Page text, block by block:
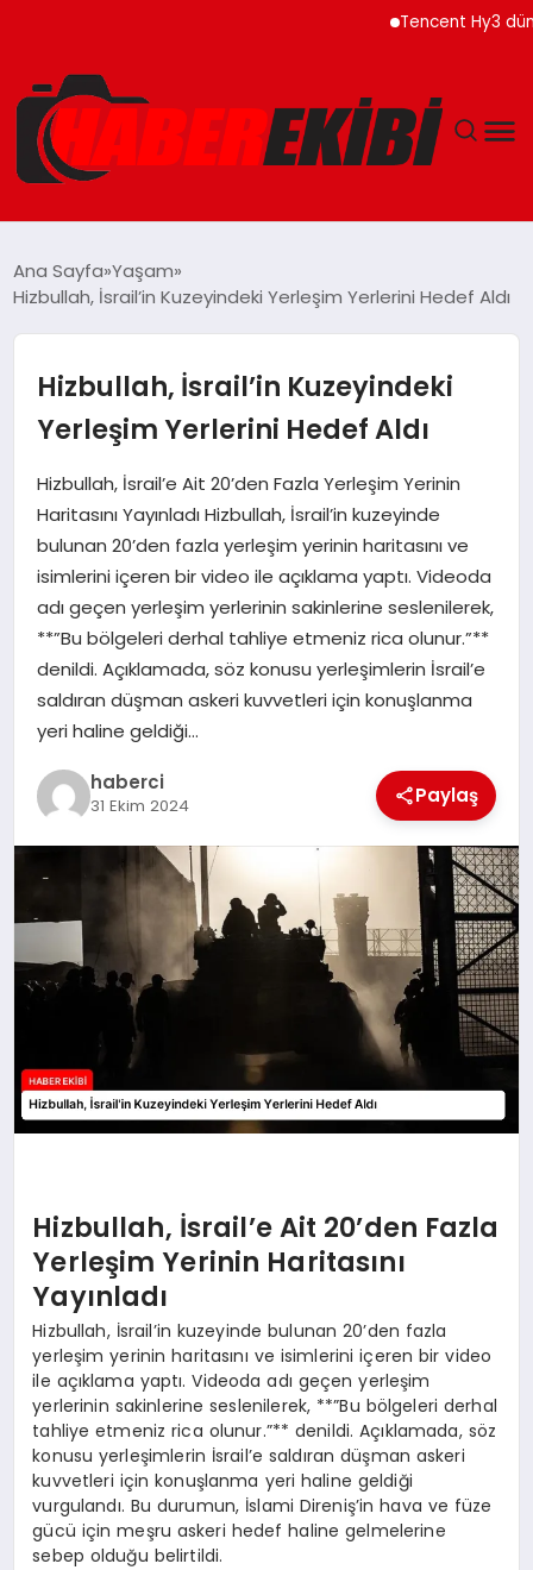
Tencent Hy3 dünya
GÜNCEL
EĞITIM
EKONOMI
SPOR
TEKNOLOJI
YAŞAM
Ana Sayfa Yaşam
Hizbullah, İsrail’in Kuzeyindeki Yerleşim Yerlerini Hedef Aldı
Hizbullah, İsrail’in Kuzeyindeki
Yerleşim Yerlerini Hedef Aldı
Hizbullah, İsrail’e Ait 20’den Fazla Yerleşim Yerinin
Haritasını Yayınladı Hizbullah, İsrail’in kuzeyinde
bulunan 20’den fazla yerleşim yerinin haritasını ve
isimlerini içeren bir video ile açıklama yaptı. Videoda
adı geçen yerleşim yerlerinin sakinlerine seslenilerek,
**”Bu bölgeleri derhal tahliye etmeniz rica olunur.”**
denildi. Açıklamada, söz konusu yerleşimlerin İsrail’e
saldıran düşman askeri kuvvetleri için konuşlanma
yeri haline geldiği…
haberci
31 Ekim 2024 Paylaş
Hizbullah, İsrail’e Ait 20’den Fazla
Yerleşim Yerinin Haritasını
Yayınladı
Hizbullah, İsrail’in kuzeyinde bulunan 20’den fazla
yerleşim yerinin haritasını ve isimlerini içeren bir video
ile açıklama yaptı. Videoda adı geçen yerleşim
yerlerinin sakinlerine seslenilerek, **”Bu bölgeleri derhal
tahliye etmeniz rica olunur.”** denildi. Açıklamada, söz
konusu yerleşimlerin İsrail’e saldıran düşman askeri
kuvvetleri için konuşlanma yeri haline geldiği
vurgulandı. Bu durumun, İslami Direniş’in hava ve füze
gücü için meşru askeri hedef haline gelmelerine
sebep olduğu belirtildi.